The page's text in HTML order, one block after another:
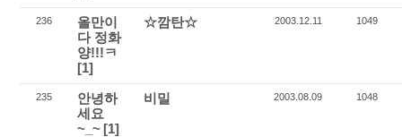
236
올만이
다 정화
양!!!ㅋ
[1]
☆깜탄☆ 2003.12.11 1049
235
안녕하
세요
~_~ [1]
비밀 2003.08.09 1048